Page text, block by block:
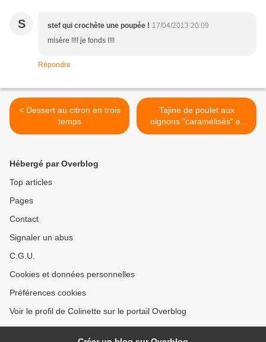
S stef qui crochète une poupée ! 17/04/2013 20:09
misère !!!! je fonds !!!!
Répondre
< Dessert au citron en trois
temps
Tajine de poulet aux
oignons "caramélisés" et
pois chiches >
Hébergé par Overblog
Top articles
Pages
Contact
Signaler un abus
C.G.U.
Cookies et données personnelles
Préférences cookies
Voir le profil de Colinette sur le portail Overblog